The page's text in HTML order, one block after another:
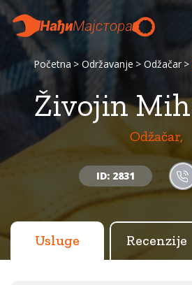
Početna Održavanje Odžačar
Živojin
Odžačar,
ID: 2831
Usluge Recenzije